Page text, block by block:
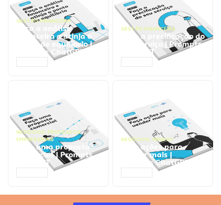
GESTÃO FINANCEIRA
Faça a análise
financeira e atinja o
ponto de equilíbrio |
Prompts ChatGPT
GESTÃO FINANCEIRA
Faça a precificação do
seu serviço | Prompts
ChatGPT
NEGÓCIOS, PROCESSOS
EMPRESARIAIS
Faça uma proposta
comercial | Prompts
ChatGPT
NEGÓCIOS, VENDAS
Faça ações para
vender mais |
Prompts ChatGPT